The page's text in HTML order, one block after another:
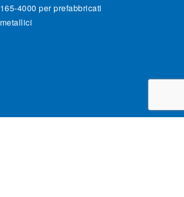
165-4000 per prefabbricati
metallici